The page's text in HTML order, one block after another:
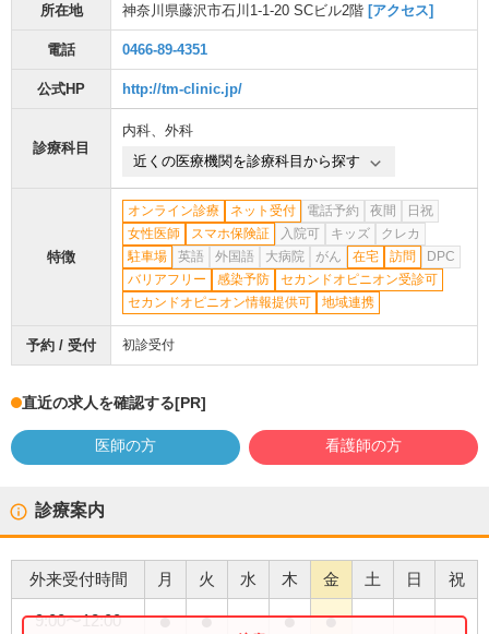
所在地 神奈川県藤沢市石川1-1-20 SCビル2階 [アクセス]
電話 0466-89-4351
公式HP http://tm-clinic.jp/
診療科目
内科、 外科
近くの医療機関を診療科目から探す
特徴
オンライン診療 ネット受付 電話予約 夜間
日祝
女性医師
スマホ保険証 入院可 キッズ
クレカ
駐車場
英語 外国語 大病院 がん 在宅 訪問
DPC
バリアフリー
感染予防
セカンドオピニオン受診可
セカンドオピニオン情報提供可
地域連携
予約 / 受付 初診受付
直近の求人を確認する[PR]
医師の方 看護師の方
診療案内
外来受付時間 月 火 水 木 金 土 日 祝
9:00〜12:00 ● ● ● ●